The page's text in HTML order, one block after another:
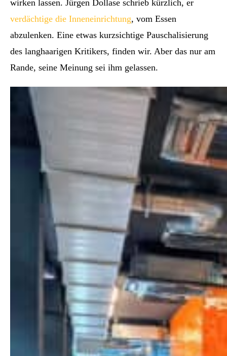
wirken lassen. Jürgen Dollase schrieb kürzlich, er
verdächtige die Inneneinrichtung, vom Essen
abzulenken. Eine etwas kurzsichtige Pauschalisierung
des langhaarigen Kritikers, finden wir. Aber das nur am
Rande, seine Meinung sei ihm gelassen.